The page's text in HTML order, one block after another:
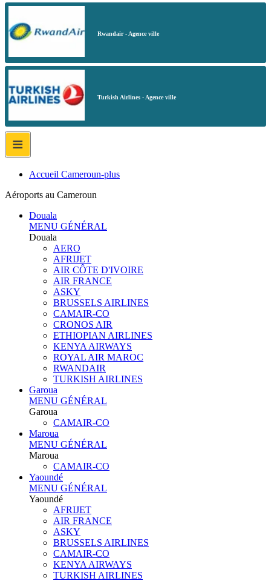
Rwandair - Agence ville
Turkish Airlines - Agence ville
≡
Accueil Cameroun-plus
Aéroports au Cameroun
Douala
MENU GÉNÉRAL
Douala
AERO
AFRIJET
AIR CÔTE D'IVOIRE
AIR FRANCE
ASKY
BRUSSELS AIRLINES
CAMAIR-CO
CRONOS AIR
ETHIOPIAN AIRLINES
KENYA AIRWAYS
ROYAL AIR MAROC
RWANDAIR
TURKISH AIRLINES
Garoua
MENU GÉNÉRAL
Garoua
CAMAIR-CO
Maroua
MENU GÉNÉRAL
Maroua
CAMAIR-CO
Yaoundé
MENU GÉNÉRAL
Yaoundé
AFRIJET
AIR FRANCE
ASKY
BRUSSELS AIRLINES
CAMAIR-CO
KENYA AIRWAYS
TURKISH AIRLINES